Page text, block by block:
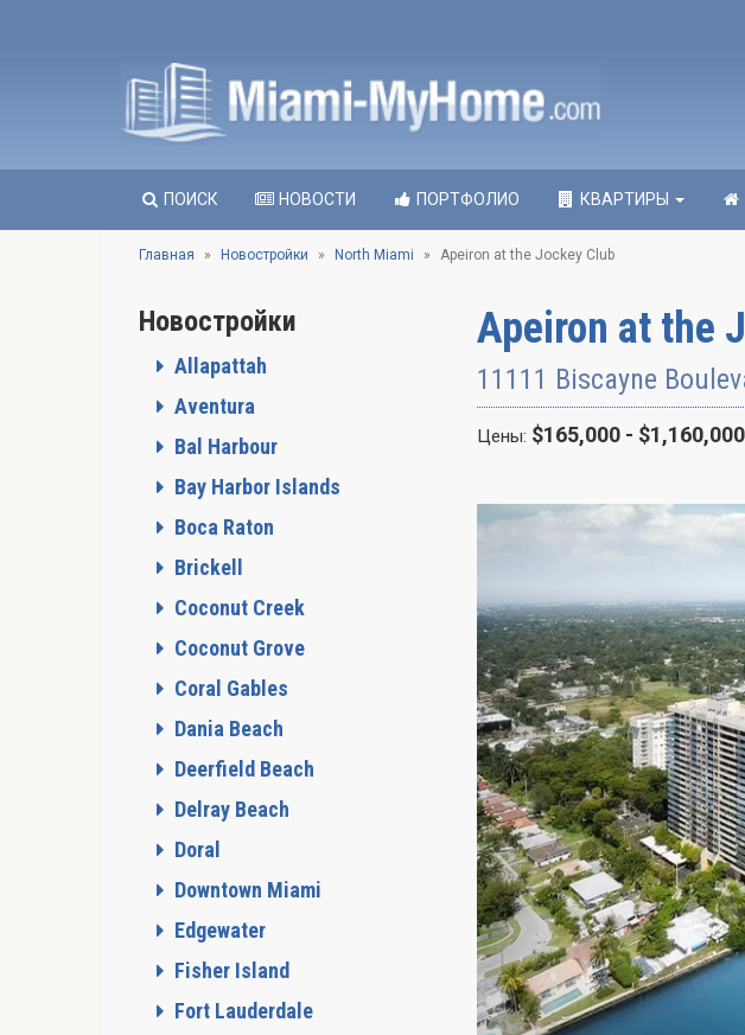
ПОИСК НОВОСТИ ПОРТФОЛИО КВАРТИРЫ
Главная Новостройки North Miami Apeiron at the Jockey Club
Apeiron at the
11111 Biscayne
Цены: $165,000 - $1,160,000
Новостройки
Allapattah
Aventura
Bal Harbour
Bay Harbor Islands
Boca Raton
Brickell
Coconut Creek
Coconut Grove
Coral Gables
Dania Beach
Deerfield Beach
Delray Beach
Doral
Downtown Miami
Edgewater
Fisher Island
Fort Lauderdale